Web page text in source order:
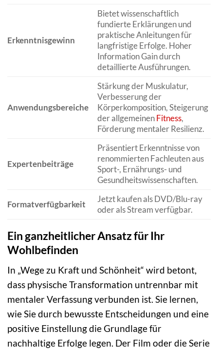
Erkenntnisgewinn
Bietet wissenschaftlich
fundierte Erklärungen und
praktische Anleitungen für
langfristige Erfolge. Hoher
Information Gain durch
detaillierte Ausführungen.
Anwendungsbereiche
Stärkung der Muskulatur,
Verbesserung der
Körperkomposition, Steigerung
der allgemeinenFitness,
Förderung mentaler Resilienz.
Expertenbeiträge
Präsentiert Erkenntnisse von
renommierten Fachleuten aus
Sport-, Ernährungs- und
Gesundheitswissenschaften.
Formatverfügbarkeit
Jetzt kaufen als DVD/Blu-ray
oder als Stream verfügbar.
Ein ganzheitlicher Ansatz für Ihr
Wohlbefinden
In „Wege zu Kraft und Schönheit“ wird betont,
dass physische Transformation untrennbar mit
mentaler Verfassung verbunden ist. Sie lernen,
wie Sie durch bewusste Entscheidungen und eine
positive Einstellung die Grundlage für
nachhaltige Erfolge legen. Der Film oder die Serie